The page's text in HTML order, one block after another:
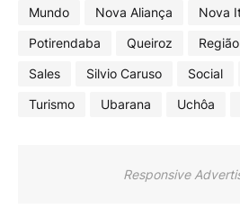
Mundo
Nova Aliança Nova
Potirendaba
Queiroz Região
Sales
Silvio Caruso Social
Turismo
Ubarana Uchôa
Responsive